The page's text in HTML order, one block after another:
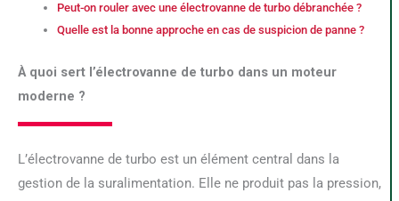
Peut-on rouler avec une électrovanne de turbo débranchée ?
Quelle est la bonne approche en cas de suspicion de panne ?
À quoi sert l’électrovanne de turbo dans un moteur
moderne ?
L’électrovanne de turbo est un élément central dans la
gestion de la suralimentation. Elle ne produit pas la pression,